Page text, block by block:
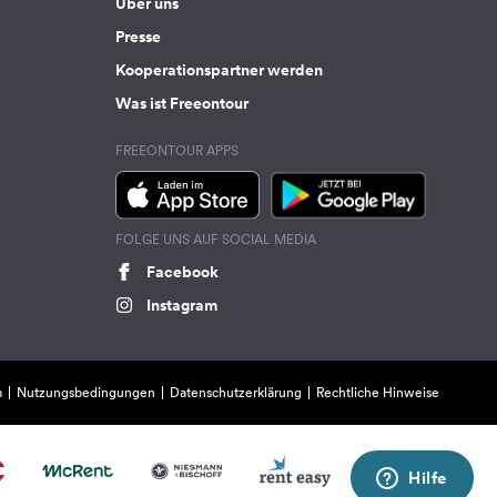
Presse
Kooperationspartner werden
Was ist Freeontour
FREEONTOUR APPS
FOLGE UNS AUF SOCIAL MEDIA
Facebook
Instagram
Nutzungsbedingungen Datenschutzerklärung Rechtliche Hinweise
Hilfe